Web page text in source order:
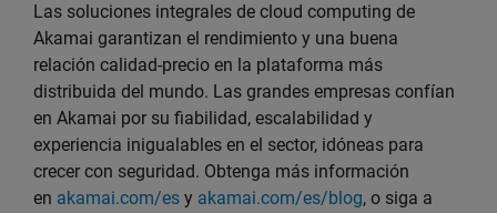
Las soluciones integrales de cloud computing de
Akamai garantizan el rendimiento y una buena
relación calidad-precio en la plataforma más
distribuida del mundo. Las grandes empresas confían
en Akamai por su fiabilidad, escalabilidad y
experiencia inigualables en el sector, idóneas para
crecer con seguridad. Obtenga más información
en akamai.com/es y akamai.com/es/blog, o siga a